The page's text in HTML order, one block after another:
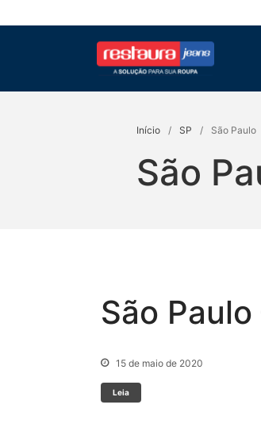
Início / SP / São Paulo
São
São Paulo
15 de maio de 2020
Leia